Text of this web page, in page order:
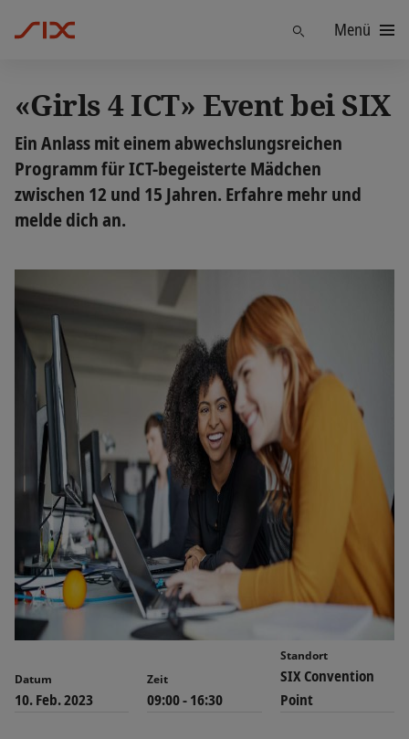
FindenMenü
«Girls 4 ICT» Event bei SIX
Ein Anlass mit einem abwechslungsreichen
Programm für ICT-begeisterte Mädchen
zwischen 12 und 15 Jahren. Erfahre mehr und
melde dich an.
Datum
10. Feb. 2023
Zeit
09:00 - 16:30
Standort
SIX Convention
Point